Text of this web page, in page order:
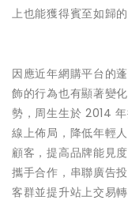
上也能獲得賓至如歸的
因應近年網購平台的
飾的行為也有顯著變
勢，周生生於 2014
線上佈局，降低年輕
顧客，提高品牌能見
攜手合作，串聯廣告
客群並提升站上交易轉